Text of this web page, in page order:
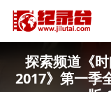
探索频道《
2017》第一季